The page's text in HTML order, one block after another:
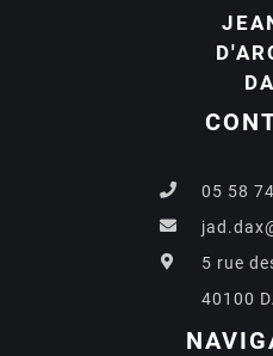
05 58
5 rue
40100